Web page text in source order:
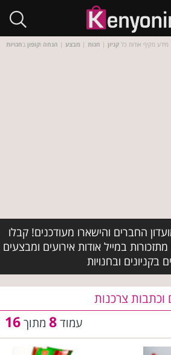
מידע מקיף אודות כל קניון | חנות | מבצע | הנחה וקופון בחנויות
החברים והישארו מעודכנים! קבלו
במייל אודות אירועים ומבצעים
בקניונים ובחנויות
צרכנות
עמוד8 מתוך16